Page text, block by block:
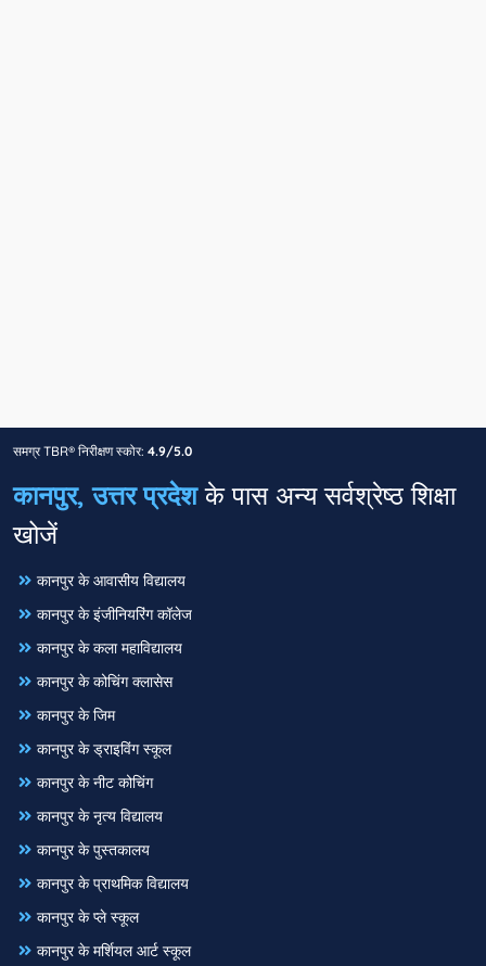
समग्र TBR® निरीक्षण स्कोर: 4.9/5.0
कानपुर, उत्तर प्रदेशके पास अन्य सर्वश्रेष्ठ शिक्षा
खोजें
कानपुर के आवासीय विद्यालय
कानपुर के इंजीनियरिंग कॉलेज
कानपुर के कला महाविद्यालय
कानपुर के कोचिंग क्लासेस
कानपुर के जिम
कानपुर के ड्राइविंग स्कूल
कानपुर के नीट कोचिंग
कानपुर के नृत्य विद्यालय
कानपुर के पुस्तकालय
कानपुर के प्राथमिक विद्यालय
कानपुर के प्ले स्कूल
कानपुर के मर्शियल आर्ट स्कूल